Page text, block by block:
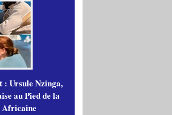
: Ursule Nzinga,
au Pied de la
Africaine